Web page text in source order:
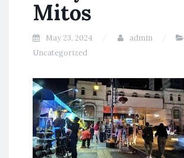
Mitos
May 23, 2024
admin
Uncategorized